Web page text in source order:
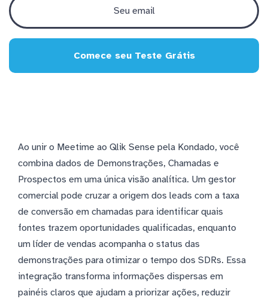
Comece seu Teste Grátis
Ao unir o Meetime ao Qlik Sense pela Kondado, você
combina dados de Demonstrações, Chamadas e
Prospectos em uma única visão analítica. Um gestor
comercial pode cruzar a origem dos leads com a taxa
de conversão em chamadas para identificar quais
fontes trazem oportunidades qualificadas, enquanto
um líder de vendas acompanha o status das
demonstrações para otimizar o tempo dos SDRs. Essa
integração transforma informações dispersas em
painéis claros que ajudam a priorizar ações, reduzir